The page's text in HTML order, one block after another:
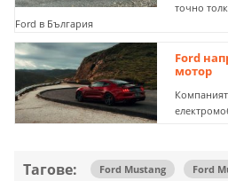
точно
Ford в България
Ford
мотор
Тагове: Ford Mustang
Ford